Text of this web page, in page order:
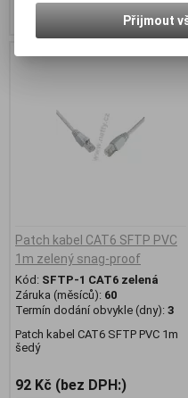
Patch kabel CAT6 SFTP PVC
1m zelený snag-proof
Kód: SFTP-1 CAT6 zelená
Záruka (měsíců): 60
Termín dodání obvykle (dny): 3
Patch kabel CAT6 SFTP PVC 1m
šedý
92 Kč (bez DPH:)
Přijmout